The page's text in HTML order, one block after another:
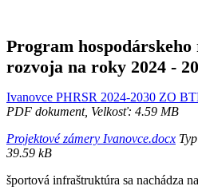
Program
rozvoja na roky 2024 -
Ivanovce PHRSR 2024-2030 ZO
PDF dokument, Velkosť: 4.59 MB
Projektové zámery Ivanovce.docx
39.59 kB
športová infraštruktúra sa nachádza